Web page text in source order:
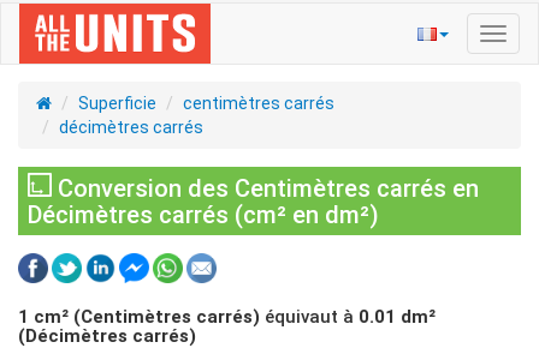
la
Superficie
centimètres carrés
décimètres carrés
Conversion des Centimètres carrés en
Décimètres carrés (cm² en dm²)
1 cm² (Centimètres carrés) équivaut à 0.01 dm²
(Décimètres carrés)